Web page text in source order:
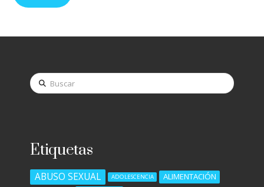
Buscar
Etiquetas
ABUSO SEXUAL ADOLESCENCIA ALIMENTACIÓN